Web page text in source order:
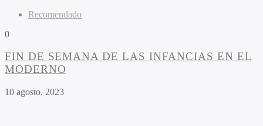
Recomendado
0
FIN DE SEMANA DE LAS INFANCIAS EN EL
MODERNO
10 agosto, 2023